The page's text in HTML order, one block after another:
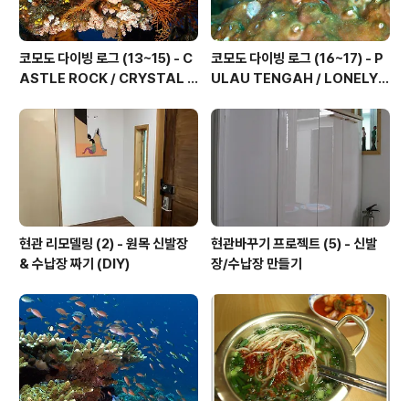
코모도 다이빙 로그 (13~15) - C
ASTLE ROCK / CRYSTAL R
R
코모도 다이빙 로그 (16~17) - P
ULAU TENGAH / LONELY
현관 리모델링 (2) - 원목 신발장
& 수납장 짜기 (DIY)
현관바꾸기 프로젝트 (5) - 신발
장/수납장 만들기